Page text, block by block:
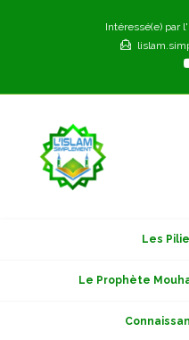
Intéressé(e) par
Les
Le Prophète